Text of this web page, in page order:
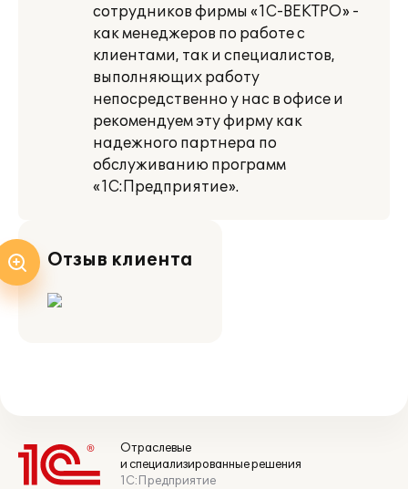
сотрудников фирмы «1С-ВЕКТРО» -
как менеджеров по работе с
клиентами, так и специалистов,
выполняющих работу
непосредственно у нас в офисе и
рекомендуем эту фирму как
надежного партнера по
обслуживанию программ
«1С:Предприятие».
Отзыв клиента
Отраслевые
и специализированные решения
1С:Предприятие